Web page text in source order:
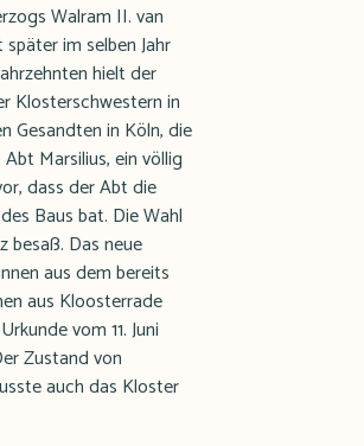
Walram II. van
im selben Jahr
hielt der
Klosterschwestern in
Gesandten in Köln, die
Marsilius, ein völlig
dass der Abt die
Baus bat. Die Wahl
besaß. Das neue
aus dem bereits
aus Kloosterrade
vom 11. Juni
Zustand von
auch das Kloster